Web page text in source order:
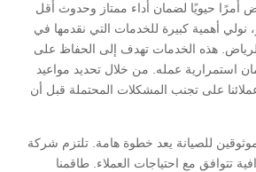
أمرًا حيويًا لضمان أداء ممتاز وحدوث أقل
أهمية كبيرة للخدمات التي نقدمها في
هذه الخدمات تهدف إلى الحفاظ على
استمرارية عمله. من خلال تحديد مواعيد
على تجنب المشكلات المحتملة قبل أن
للصيانة يعد خطوة هامة. تلتزم شركة
تتوافق مع احتياجات العملاء. طاقمنا